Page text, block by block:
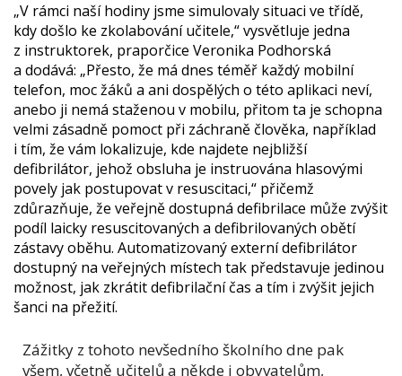
„V rámci naší hodiny jsme simulovaly situaci ve třídě,
kdy došlo ke zkolabování učitele,“ vysvětluje jedna
z instruktorek, praporčice Veronika Podhorská
a dodává: „Přesto, že má dnes téměř každý mobilní
telefon, moc žáků a ani dospělých o této aplikaci neví,
anebo ji nemá staženou v mobilu, přitom ta je schopna
velmi zásadně pomoct při záchraně člověka, například
i tím, že vám lokalizuje, kde najdete nejbližší
defibrilátor, jehož obsluha je instruována hlasovými
povely jak postupovat v resuscitaci,“ přičemž
zdůrazňuje, že veřejně dostupná defibrilace může zvýšit
podíl laicky resuscitovaných a defibrilovaných obětí
zástavy oběhu. Automatizovaný externí defibrilátor
dostupný na veřejných místech tak představuje jedinou
možnost, jak zkrátit defibrilační čas a tím i zvýšit jejich
šanci na přežití.
Zážitky z tohoto nevšedního školního dne pak
všem, včetně učitelů a někde i obyvatelům,